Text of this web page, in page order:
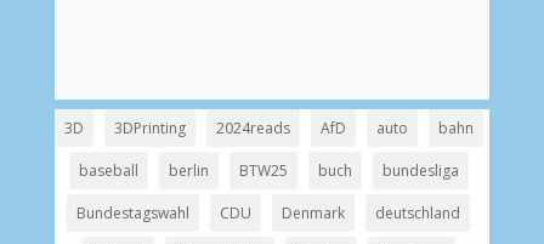
3D 3DPrinting 2024reads AfD auto bahn
baseball berlin BTW25 buch bundesliga
Bundestagswahl CDU Denmark deutschland